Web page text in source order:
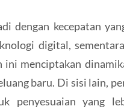
dengan kecepatan
digital,
ini menciptakan
baru. Di sisi lain,
penyesuaian yang